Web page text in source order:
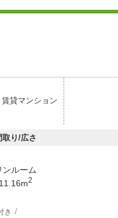
賃貸マンション
取り/広さ
ンルーム
11.16m2
き